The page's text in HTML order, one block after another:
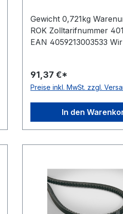
Gewicht 0,721kg
ROK Zolltarifnummer
EAN 4059213003533
ConCar Ausführung
formgezahnt
Zugstrang Polyester
Höhe 18mm
91,37 €*
Preise inkl. MwSt. zzgl.
In den